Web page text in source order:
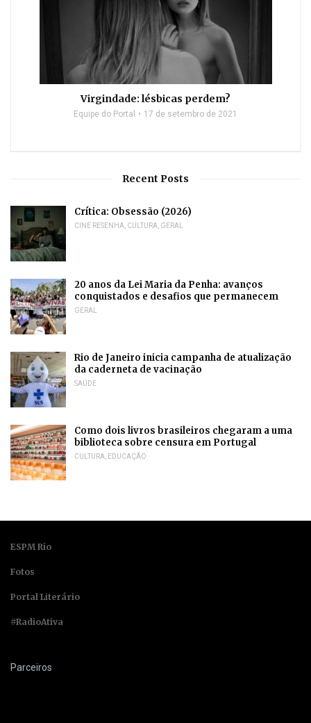
Virgindade: lésbicas perdem?
Equipe do Portal 17 de setembro de 2021
Recent Posts
Crítica: Obsessão (2026)
CINE RESENHA, CULTURA, GERAL
20 anos da Lei Maria da Penha: avanços
conquistados e desafios que permanecem
GERAL
Rio de Janeiro inicia campanha de atualização
da caderneta de vacinação
SAÚDE
Como dois livros brasileiros chegaram a uma
biblioteca sobre censura em Portugal
CULTURA, EDUCAÇÃO
ESPM Rio
Fotos
Portal Literário
#RadioAtiva
Parceiros